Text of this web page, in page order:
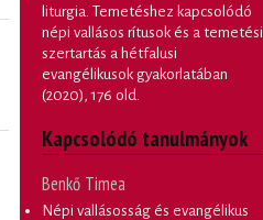
liturgia. Temetéshez kapcsolódó
népi vallásos rítusok és a temetési
szertartás a hétfalusi
evangélikusok gyakorlatában
(2020), 176 old.
Kapcsolódó tanulmányok
Benkő Timea
Népi vallásosság és evangélikus